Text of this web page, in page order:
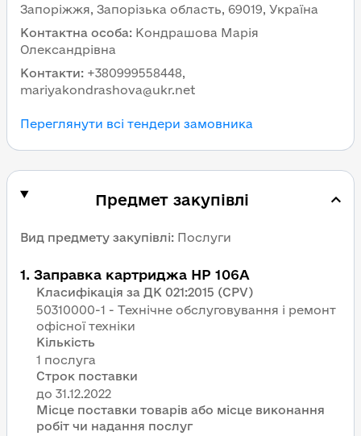
Запоріжжя, Запорізька область, 69019, Україна
Контактна особа: Кондрашова Марія
Олександрівна
Контакти: +380999558448,
mariyakondrashova@ukr.net
Переглянути всі тендери замовника
Предмет закупівлі
Вид предмету закупівлі: Послуги
1. Заправка картриджа НР 106А
Класифікація за ДК 021:2015 (CPV)
50310000-1 - Технічне обслуговування і ремонт
офісної техніки
Кількість
1 послуга
Строк поставки
Місце поставки товарів або місце виконання
робіт чи надання послуг